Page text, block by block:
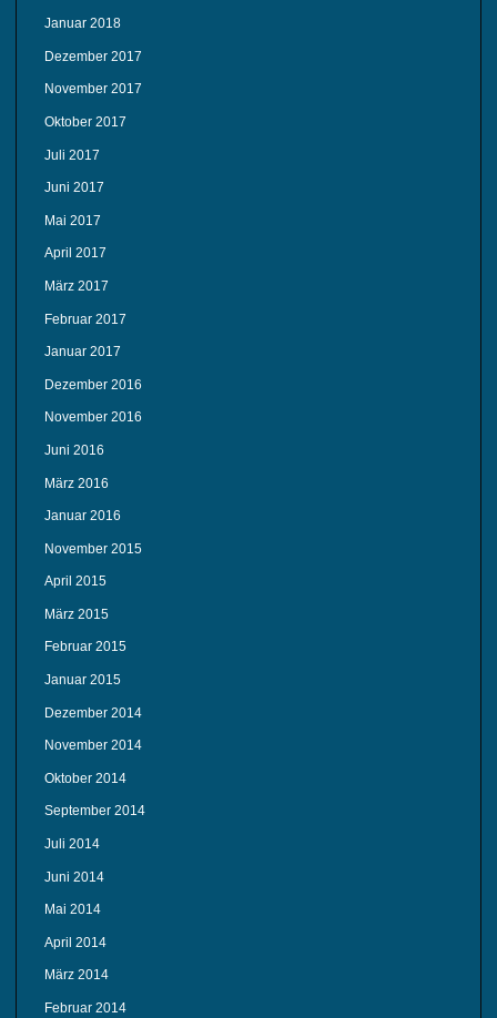
Januar 2018
Dezember 2017
November 2017
Oktober 2017
Juli 2017
Juni 2017
Mai 2017
April 2017
März 2017
Februar 2017
Januar 2017
Dezember 2016
November 2016
Juni 2016
März 2016
Januar 2016
November 2015
April 2015
März 2015
Februar 2015
Januar 2015
Dezember 2014
November 2014
Oktober 2014
September 2014
Juli 2014
Juni 2014
Mai 2014
April 2014
März 2014
Februar 2014